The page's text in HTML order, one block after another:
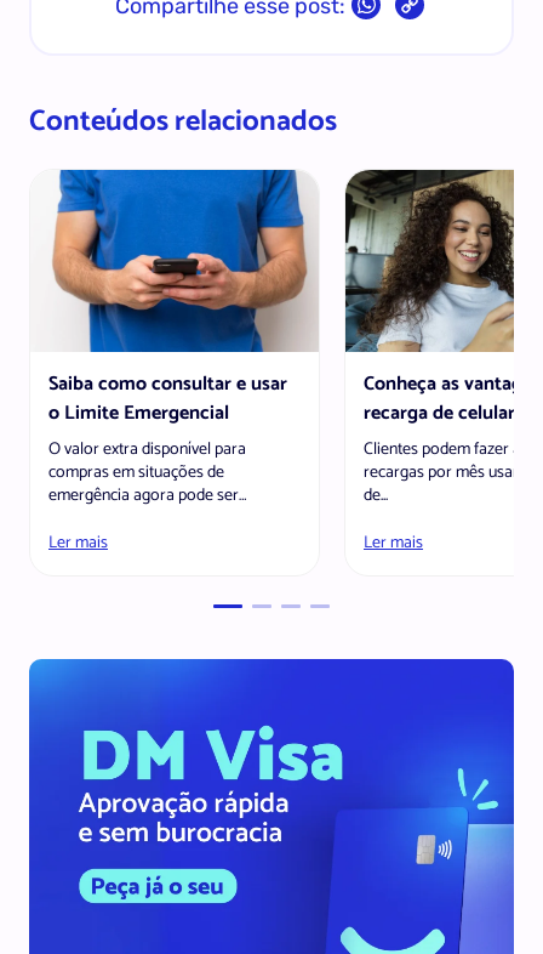
Compartilhe esse post:
Conteúdos relacionados
Saiba como consultar e usar
o Limite Emergencial
O valor extra disponível para
compras em situações de
emergência agora pode ser
Ler mais
Conheça as
recarga de celular
Clientes podem fazer até
recargas por mês
de...
Ler mais